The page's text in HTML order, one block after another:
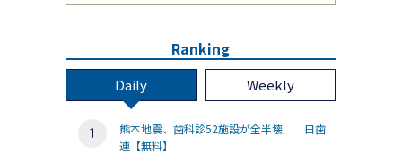
Ranking
Daily Weekly
熊本地震、歯科診52施設が全半壊 日歯
連【無料】